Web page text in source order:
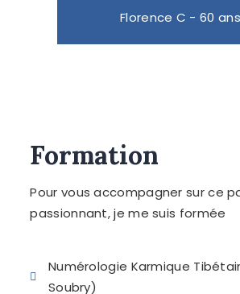
Florence C - 60 ans
Formation
Pour vous accompagner sur ce
passionnant, je me suis formée
Numérologie Karmique
Soubry)